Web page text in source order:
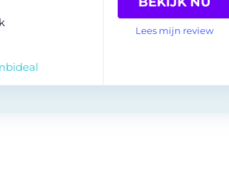
Lees mijn review